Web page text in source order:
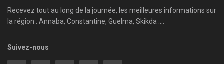
Recevez tout au long de la journée, les meilleures informations sur
la région : Annaba, Constantine, Guelma, Skikda ....
Suivez-nous